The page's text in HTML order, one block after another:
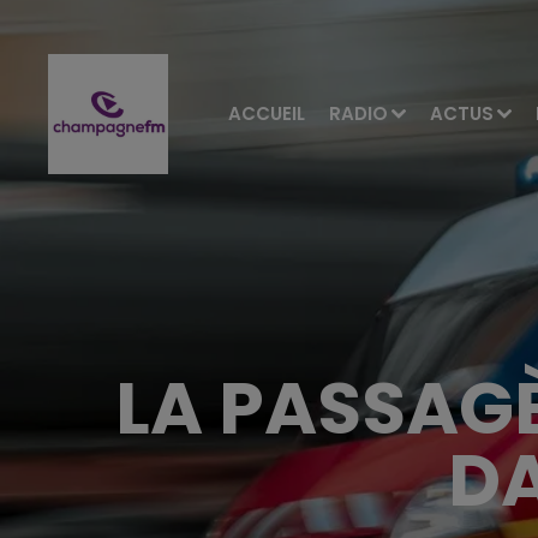
ACCUEIL RADIO ACTUS
LA